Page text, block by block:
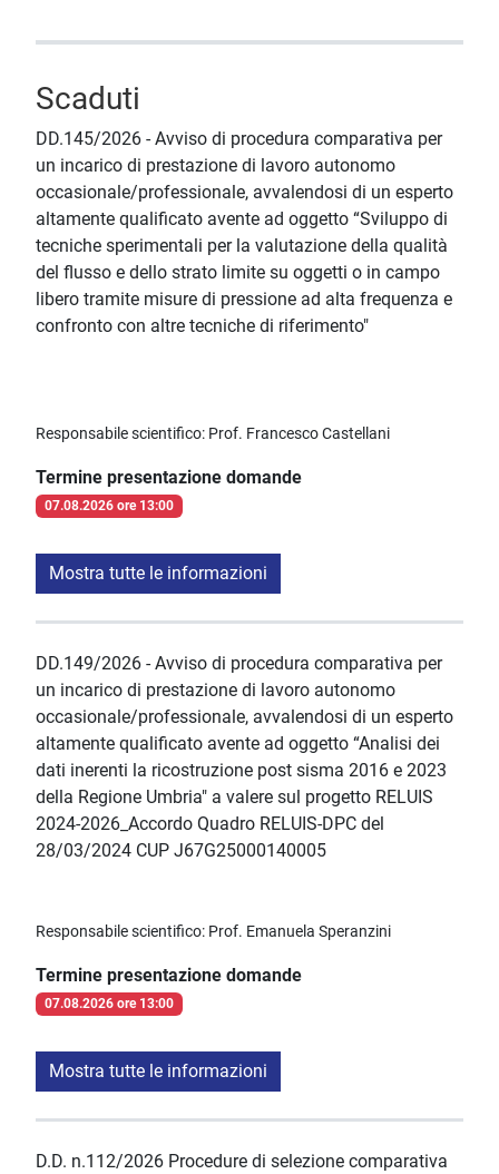
Scaduti
DD.145/2026 - Avviso di procedura comparativa per
un incarico di prestazione di lavoro autonomo
occasionale/professionale, avvalendosi di un esperto
altamente qualificato avente ad oggetto “Sviluppo di
tecniche sperimentali per la valutazione della qualità
del flusso e dello strato limite su oggetti o in campo
libero tramite misure di pressione ad alta frequenza e
confronto con altre tecniche di riferimento"
Responsabile scientifico: Prof. Francesco Castellani
Termine presentazione domande
07.08.2026 ore 13:00
Mostra tutte le informazioni
DD.149/2026 - Avviso di procedura comparativa per
un incarico di prestazione di lavoro autonomo
occasionale/professionale, avvalendosi di un esperto
altamente qualificato avente ad oggetto “Analisi dei
dati inerenti la ricostruzione post sisma 2016 e 2023
della Regione Umbria" a valere sul progetto RELUIS
2024-2026_Accordo Quadro RELUIS-DPC del
28/03/2024 CUP J67G25000140005
Responsabile scientifico: Prof. Emanuela Speranzini
Termine presentazione domande
07.08.2026 ore 13:00
Mostra tutte le informazioni
D.D. n.112/2026 Procedure di selezione comparativa